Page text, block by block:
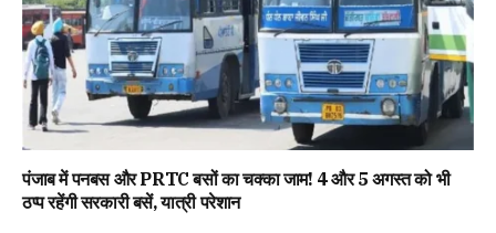
पंजाब में पनबस और PRTC बसों का चक्का जाम! 4 और 5 अगस्त को भी
ठप्प रहेंगी सरकारी बसें, यात्री परेशान